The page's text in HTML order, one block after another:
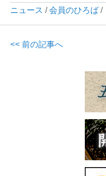
ニュース /会員のひろば /
<< 前の記事へ